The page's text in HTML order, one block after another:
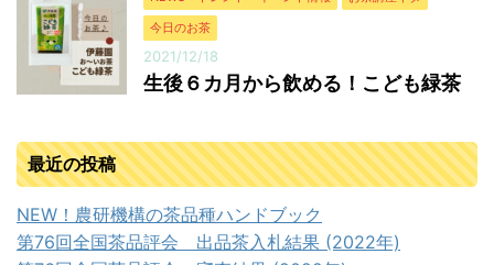
今日のお茶
2021/12/18
生後６カ月から飲める！こども緑茶
最近の投稿
NEW！農研機構の茶品種ハンドブック
第76回全国茶品評会 出品茶入札結果 (2022年)